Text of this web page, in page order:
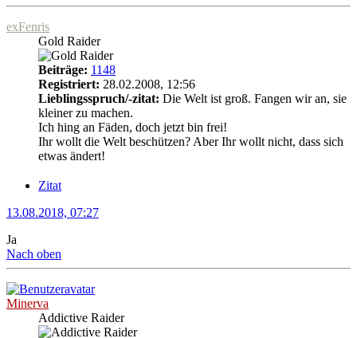
exFenris
Gold Raider
Beiträge: 1148
Registriert: 28.02.2008, 12:56
Lieblingsspruch/-zitat: Die Welt ist groß. Fangen wir an, sie
kleiner zu machen.
Ich hing an Fäden, doch jetzt bin frei!
Ihr wollt die Welt beschützen? Aber Ihr wollt nicht, dass sich
etwas ändert!
Zitat
13.08.2018, 07:27
Ja
Nach oben
Minerva
Addictive Raider